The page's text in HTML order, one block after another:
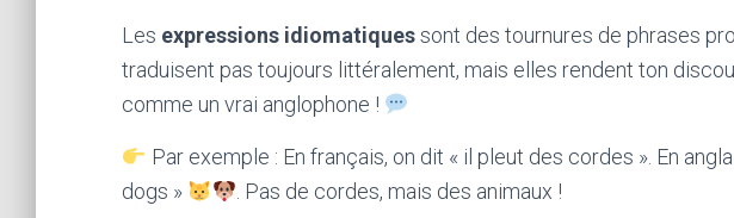
Les expressions idiomatiquessont des tournures de phrases
traduisent pas toujours littéralement, mais elles rendent ton
comme un vrai anglophone !
Par exemple : En français, on dit « il pleut des cordes ». En
dogs »
. Pas de cordes, mais des animaux !